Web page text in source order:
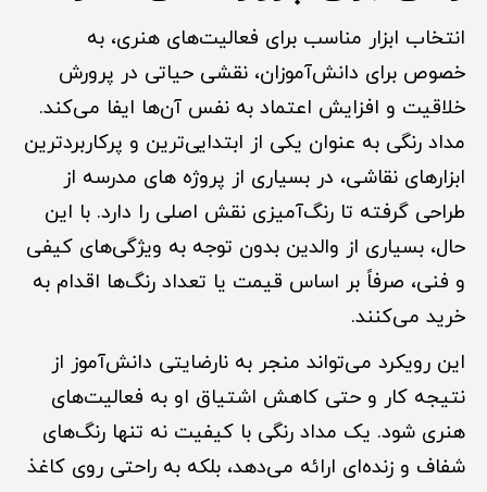
انتخاب ابزار مناسب برای فعالیت‌های هنری، به
خصوص برای دانش‌آموزان، نقشی حیاتی در پرورش
خلاقیت و افزایش اعتماد به نفس آن‌ها ایفا می‌کند.
مداد رنگی به عنوان یکی از ابتدایی‌ترین و پرکاربردترین
ابزارهای نقاشی، در بسیاری از پروژه های مدرسه از
طراحی گرفته تا رنگ‌آمیزی نقش اصلی را دارد. با این
حال، بسیاری از والدین بدون توجه به ویژگی‌های کیفی
و فنی، صرفاً بر اساس قیمت یا تعداد رنگ‌ها اقدام به
خرید می‌کنند.
این رویکرد می‌تواند منجر به نارضایتی دانش‌آموز از
نتیجه کار و حتی کاهش اشتیاق او به فعالیت‌های
هنری شود. یک مداد رنگی با کیفیت نه تنها رنگ‌های
شفاف و زنده‌ای ارائه می‌دهد، بلکه به راحتی روی کاغذ